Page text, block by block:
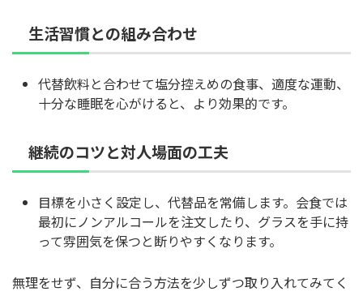
生活習慣との組み合わせ
代替飲料と合わせて塩分控えめの食事、適度な運動、
十分な睡眠を心がけると、より効果的です。
継続のコツと対人場面の工夫
目標を小さく設定し、代替品を常備します。会食では
最初にノンアルコールを注文したり、グラスを手に持
って雰囲気を保つと断りやすくなります。
無理をせず、自分に合う方法を少しずつ取り入れてみてく